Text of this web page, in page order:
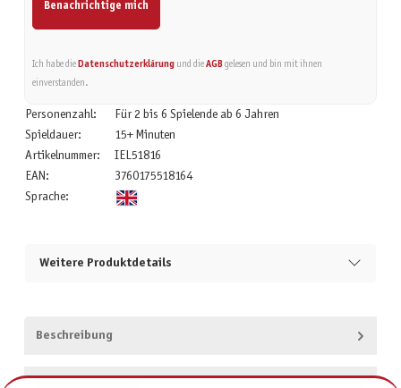
Benachrichtige mich
Ich habe die Datenschutzerklärungund die AGBgelesen und bin mit ihnen
einverstanden.
Personenzahl:
Für 2 bis 6 Spielende ab 6 Jahren
Spieldauer:
15+ Minuten
Artikelnummer:
IEL51816
EAN:
3760175518164
Sprache:
Weitere Produktdetails
Beschreibung